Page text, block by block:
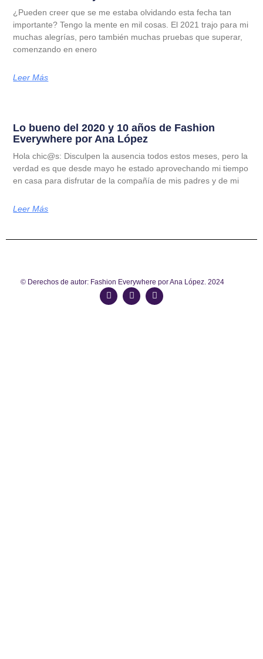
¿Pueden creer que se me estaba olvidando esta fecha tan
importante? Tengo la mente en mil cosas. El 2021 trajo para mi
muchas alegrías, pero también muchas pruebas que superar,
comenzando en enero
Leer Más
Lo bueno del 2020 y 10 años de Fashion
Everywhere por Ana López
Hola chic@s: Disculpen la ausencia todos estos meses, pero la
verdad es que desde mayo he estado aprovechando mi tiempo
en casa para disfrutar de la compañía de mis padres y de mi
Leer Más
© Derechos de autor: Fashion Everywhere por Ana López. 2024